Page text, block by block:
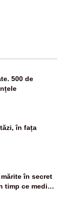
500 de
în fața
în secret
timp ce medicii